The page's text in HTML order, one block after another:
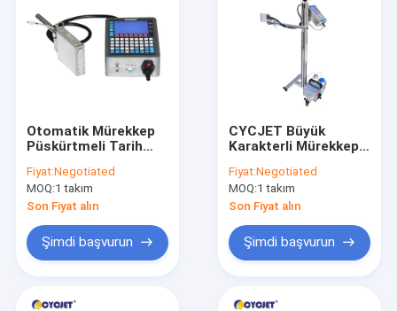
Otomatik Mürekkep
Püskürtmeli Tarih
Toplu Kodlama
Mürekkep
Püskürtmeli Yazıcı
Fiyat:Negotiated
MOQ:1 takım
Son Fiyat alın
Şimdi başvurun
CYCJET Büyük
Karakterli Mürekkep
D07L-4 Talep Üzerine
Düşür Mürekkep
Püskürtmeli Yazıcı
Beton
Fiyat:Negotiated
MOQ:1 takım
Son Fiyat alın
Şimdi başvurun